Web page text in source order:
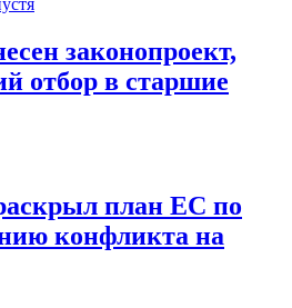
законопроект,
отбор в старшие
план ЕС по
конфликта на